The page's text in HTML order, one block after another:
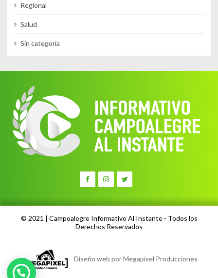
Regional
Salud
Sin categoría
© 2021 | Campoalegre Informativo Al Instante - Todos los
Derechos Reservados
Diseño web por Megapixel Producciones